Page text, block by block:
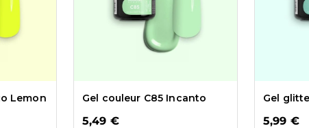
Lemon Gel couleur C85 Incanto
5,49 €
Gel
5,99 €